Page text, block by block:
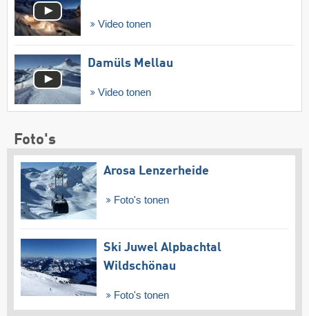
Video tonen
Damüls Mellau
Video tonen
Foto's
Arosa Lenzerheide
Foto's tonen
Ski Juwel Alpbachtal
Wildschönau
Foto's tonen